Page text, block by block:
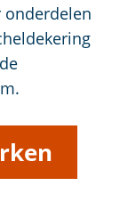
onderdelen